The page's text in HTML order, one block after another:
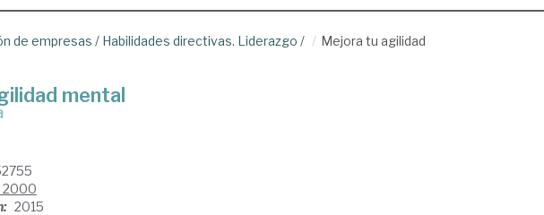
de empresas / Habilidades directivas. Liderazgo /
Mejora tu agilidad
mental
2000
2015